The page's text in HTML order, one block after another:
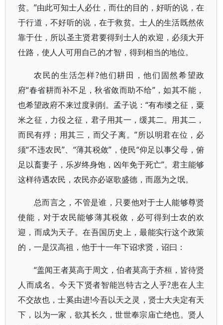
贫。”由此可知士人必仕，而仕的目的，好听的说，在
于行道，不好听的说，在于救贫。士人的生活既然依
靠于仕，所以圣主贤君要得到士人的欢迎，必须大开
仕路，使人人可用自己的才智，得到相当的地位。
农民的生活怎样?他们耕田，他们固然希望政
府“春省耕而补不足，秋省敛而助不给”，如其不能，
也希望政府不来过度剥削。孟子说：“有布缕之征，粟
米之征，力役之征，君子用其一，缓其二。用其二，
而民有殍；用其三，而父子离。”所以明君在位，必
须“不违农民”、“薄其税敛”，使民“仰足以事父母，俯
足以畜妻子，乐岁终身饱，凶年免于死亡”。君主能够
这样待遇农民，农民亦必讴歌盛德，而愿为之氓。
总而言之，不管是谁，只要他对于士人能够尊贤
使能，对于农民能够薄其税敛，必可得到士农的欢
迎，而成为天子。在吾国历史上，最能实行这个政策
的，一是汉高祖，他于十一年下诏求贤，诏曰：
“盖闻王者莫高于周文，伯者莫高于齐桓，皆待贤
人而成名。今天下贤者智能岂特古之人乎?患在人主
不交故也，士奚由进!今吾以天之灵，贤士大夫定有天
下，以为一家，欲其长久，世世奉宗庙亡绝也。贤人